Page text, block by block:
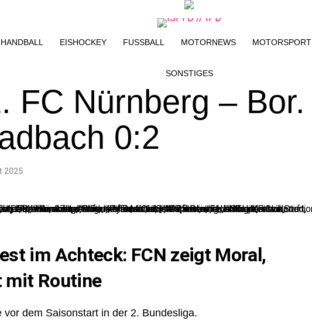
EISHOCKEY FUSSBALL MOTORNEWS MOTORSPORT
SONSTIGES
FC Nürnberg – Bor.
0:2
2025
im Achteck: FCN zeigt Moral,
mit Routine
vor dem Saisonstart in der 2. Bundesliga.